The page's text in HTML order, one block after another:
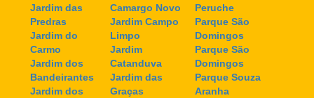
Jardim das
Predras
Jardim do
Carmo
Jardim dos
Bandeirantes
Jardim dos
Camargo Novo
Jardim Campo
Limpo
Jardim
Catanduva
Jardim das
Graças
Peruche
Parque São
Domingos
Parque São
Domingos
Parque Souza
Aranha